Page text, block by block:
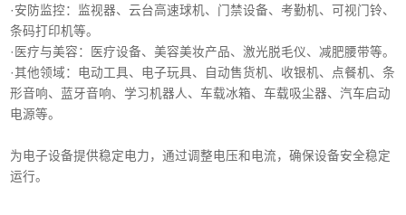
‌·安防监控‌：监视器、云台高速球机、门禁设备、考勤机、可视门铃、
条码打印机等。
·医疗与美容‌：医疗设备、美容美妆产品、激光脱毛仪、减肥腰带等。
‌·其他领域‌：电动工具、电子玩具、自动售货机、收银机、点餐机、条
形音响、蓝牙音响、学习机器人、车载冰箱、车载吸尘器、汽车启动
电源等。
为电子设备提供稳定电力，通过调整电压和电流，确保设备安全稳定
运行。